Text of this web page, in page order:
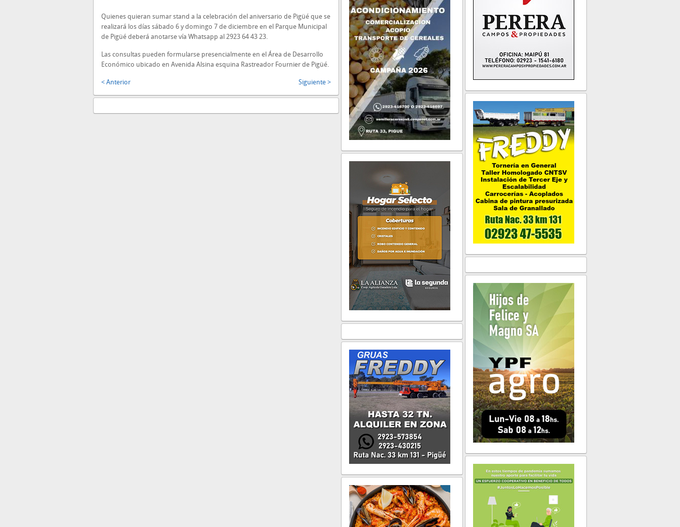
Quienes quieran sumar stand a la celebración del aniversario de Pigüé que se
realizará los días sábado 6 y domingo 7 de diciembre en el Parque Municipal
de Pigüé deberá anotarse vía Whatsapp al 2923 64 43 23.
Las consultas pueden formularse presencialmente en el Área de Desarrollo
Económico ubicado en Avenida Alsina esquina Rastreador Fournier de Pigüé.
< Anterior Siguiente >